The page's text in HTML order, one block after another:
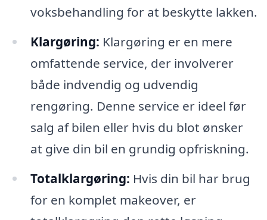
voksbehandling for at beskytte lakken.
Klargøring: Klargøring er en mere
omfattende service, der involverer
både indvendig og udvendig
rengøring. Denne service er ideel før
salg af bilen eller hvis du blot ønsker
at give din bil en grundig opfriskning.
Totalklargøring: Hvis din bil har brug
for en komplet makeover, er